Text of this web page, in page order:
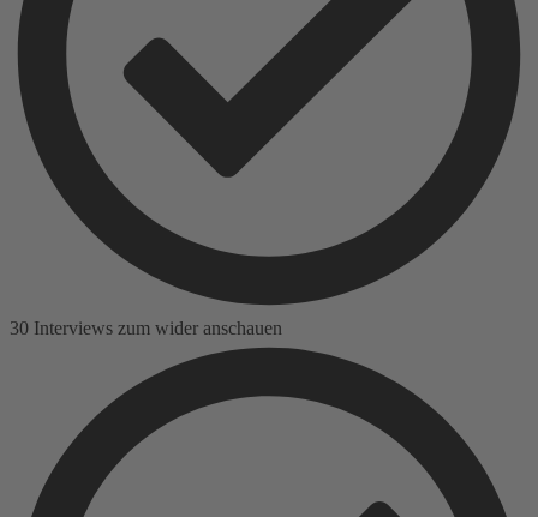
30 Interviews zum wider anschauen